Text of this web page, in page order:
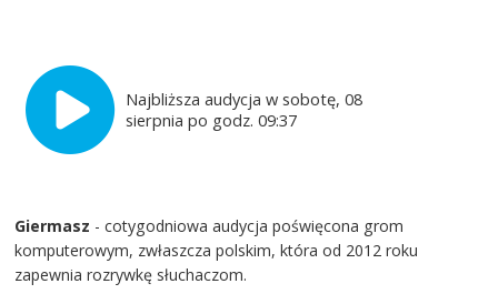
Najbliższa audycja w sobotę, 08
sierpnia po godz. 09:37
Giermasz - cotygodniowa audycja poświęcona grom
komputerowym, zwłaszcza polskim, która od 2012 roku
zapewnia rozrywkę słuchaczom.